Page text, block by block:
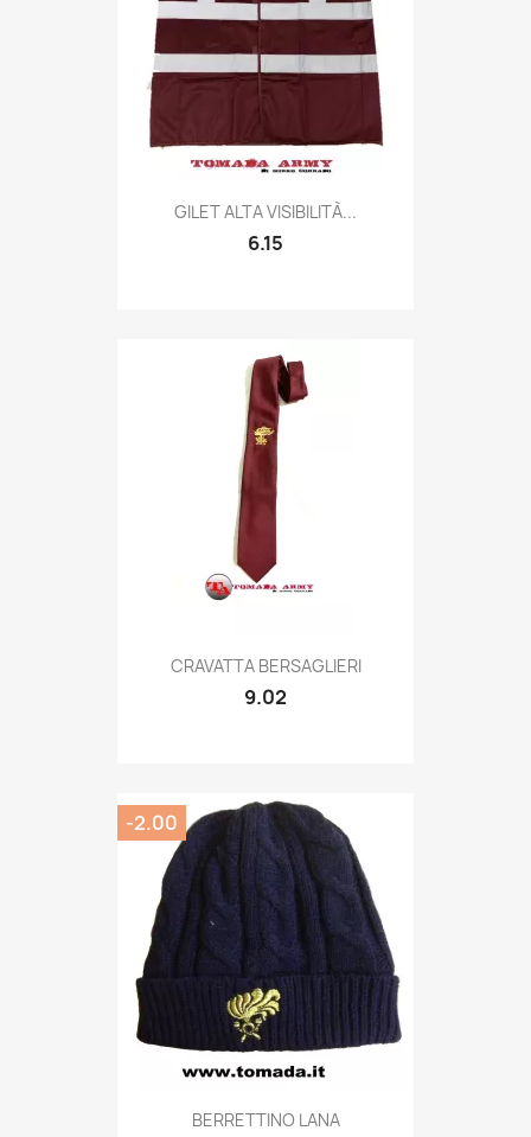
Quick view
GILET ALTA VISIBILITÀ...
6.15
Quick view
CRAVATTA BERSAGLIERI
9.02
Quick view
BERRETTINO LANA
-2.00